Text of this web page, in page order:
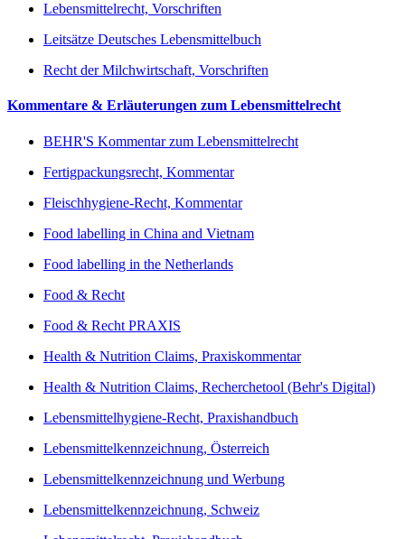
Lebensmittelrecht, Vorschriften
Leitsätze Deutsches Lebensmittelbuch
Recht der Milchwirtschaft, Vorschriften
Kommentare & Erläuterungen zum Lebensmittelrecht
BEHR'S Kommentar zum Lebensmittelrecht
Fertigpackungsrecht, Kommentar
Fleischhygiene-Recht, Kommentar
Food labelling in China and Vietnam
Food labelling in the Netherlands
Food & Recht
Food & Recht PRAXIS
Health & Nutrition Claims, Praxiskommentar
Health & Nutrition Claims, Recherchetool (Behr's Digital)
Lebensmittelhygiene-Recht, Praxishandbuch
Lebensmittelkennzeichnung, Österreich
Lebensmittelkennzeichnung und Werbung
Lebensmittelkennzeichnung, Schweiz